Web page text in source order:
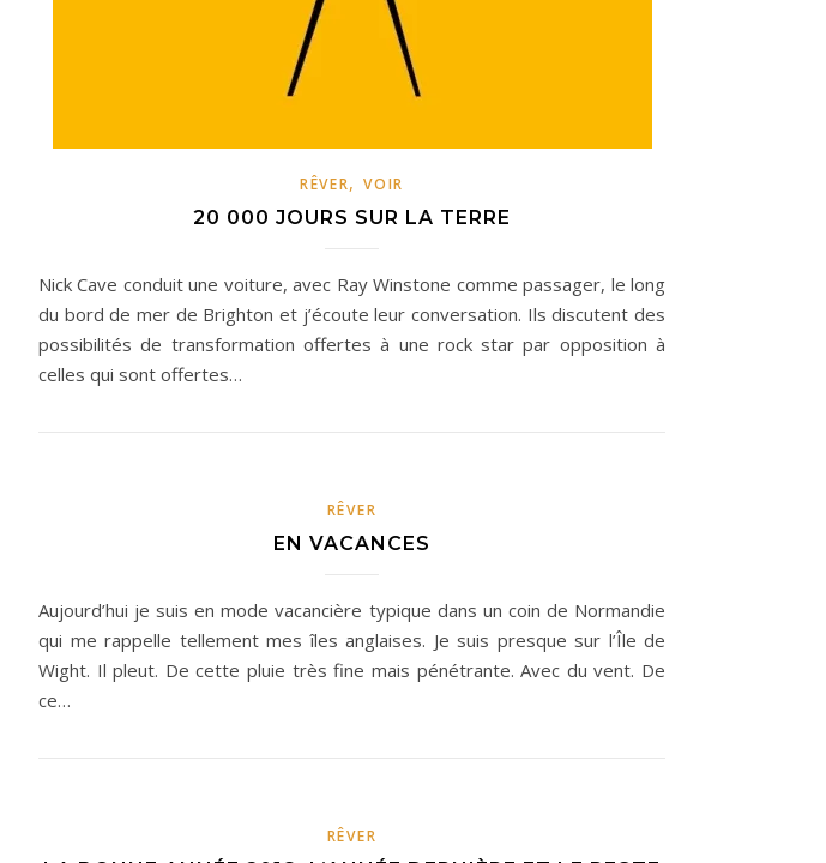
RÊVER,VOIR
20 000 JOURS SUR LA TERRE
Nick Cave conduit une voiture, avec Ray Winstone comme passager, le long
du bord de mer de Brighton et j’écoute leur conversation. Ils discutent des
possibilités de transformation offertes à une rock star par opposition à
celles qui sont offertes…
RÊVER
EN VACANCES
Aujourd’hui je suis en mode vacancière typique dans un coin de Normandie
qui me rappelle tellement mes îles anglaises. Je suis presque sur l’Île de
Wight. Il pleut. De cette pluie très fine mais pénétrante. Avec du vent. De
ce…
RÊVER